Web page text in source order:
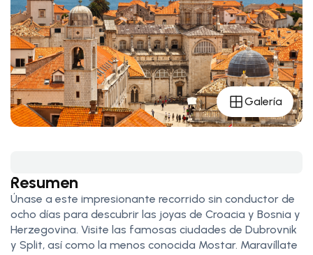
Galería
Resumen
Únase a este impresionante recorrido sin conductor de
ocho días para descubrir las joyas de Croacia y Bosnia y
Herzegovina. Visite las famosas ciudades de Dubrovnik
y Split, así como la menos conocida Mostar. Maravíllate